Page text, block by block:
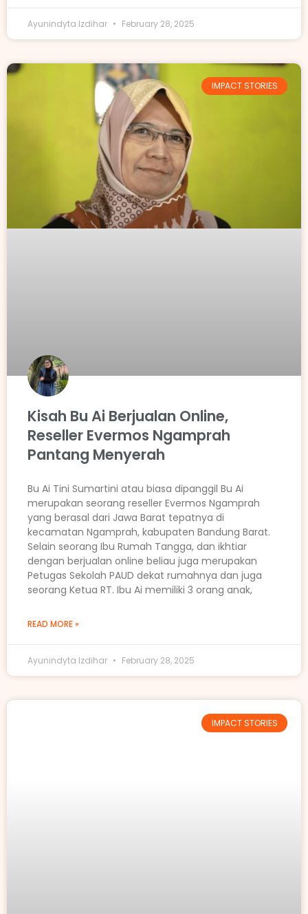
Ayunindyta Izdihar February 28, 2025
IMPACT STORIES
Kisah Bu Ai Berjualan Online,
Reseller Evermos Ngamprah
Pantang Menyerah
Bu Ai Tini Sumartini atau biasa dipanggil Bu Ai
merupakan seorang reseller Evermos Ngamprah
yang berasal dari Jawa Barat tepatnya di
kecamatan Ngamprah, kabupaten Bandung Barat.
Selain seorang Ibu Rumah Tangga, dan ikhtiar
dengan berjualan online beliau juga merupakan
Petugas Sekolah PAUD dekat rumahnya dan juga
seorang Ketua RT. Ibu Ai memiliki 3 orang anak,
READ MORE »
Ayunindyta Izdihar February 28, 2025
IMPACT STORIES